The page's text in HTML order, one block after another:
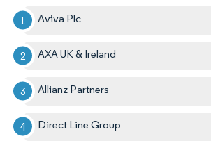
Aviva Plc
AXA UK & Ireland
Allianz Partners
Direct Line Group